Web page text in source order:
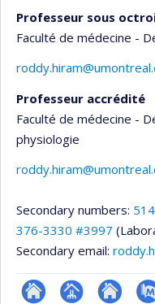
Professeur sous
Faculté de médecine -
Professeur accrédité
Faculté de médecine -
physiologie
Secondary numbers:
376-3330 #3997
Secondary email: